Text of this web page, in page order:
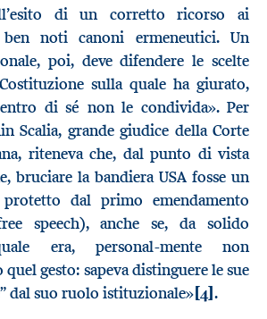
di un corretto ricorso ai
noti canoni ermeneutici. Un
poi, deve difendere le scelte
sulla quale ha giurato,
di sé non le condivida». Per
Scalia, grande giudice della Corte
riteneva che, dal punto di vista
bruciare la bandiera USA fosse un
dal primo emendamento
speech), anche se, da solido
era, personal-mente non
gesto: sapeva distinguere le sue
dal suo ruolo istituzionale»[4].